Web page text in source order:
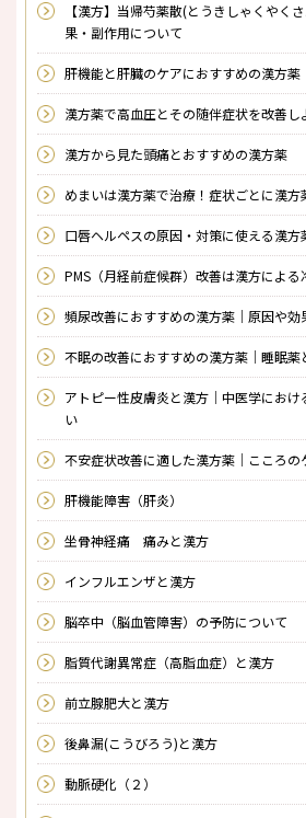
【漢方】当帰芍薬散(とうきしゃくやく
果・副作用について
肝機能と肝臓のケアにおすすめの漢方薬
漢方薬で高血圧とその随伴症状を改善し
漢方から見た頭痛とおすすめの漢方薬
めまいは漢方薬で治療！症状ごとに漢方
口唇ヘルペスの原因・対策に使える漢
PMS（月経前症候群）改善は漢方による
頻尿改善におすすめの漢方薬｜原因や効
不眠の改善におすすめの漢方薬｜睡眠薬
アトピー性皮膚炎と漢方｜中医学にお
い
不安症状改善に適した漢方薬｜こころの
肝機能障害（肝炎）
坐骨神経痛 痛みと漢方
インフルエンザと漢方
脳卒中（脳血管障害）の予防について
脂質代謝異常症（高脂血症）と漢方
前立腺肥大と漢方
後鼻漏(こうびろう)と漢方
動脈硬化（２）